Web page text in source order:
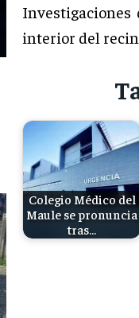
interior del
Colegio Médico del
Maule se pronuncia
tras…